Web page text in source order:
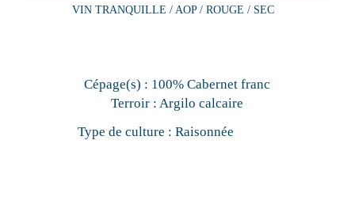
VIN TRANQUILLE / AOP / ROUGE / SEC
Cépage(s) : 100% Cabernet franc
Terroir : Argilo calcaire
Type de culture : Raisonnée